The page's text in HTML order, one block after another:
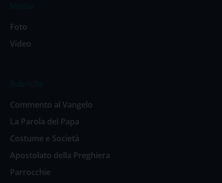
Foto
Video
Commento al Vangelo
La Parola del Papa
Costume e Società
Apostolato della Preghiera
Parrocchie